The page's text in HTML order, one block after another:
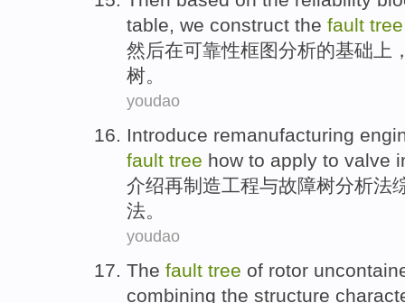
table, we construct the fault tree
然后在可靠性框图分析的基础 上
树。
youdao
Introduce remanufacturing
fault tree how to apply to valve
介绍再制造工程与故障树分析法
法。
youdao
The fault tree of rotor
combining the structure